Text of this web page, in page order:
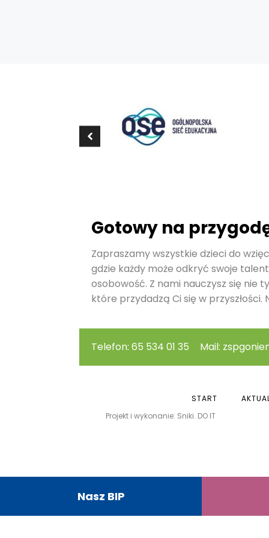
Gotowy na
Zapraszamy wszystkie dzieci do
gdzie każdy może odkryć swoje
osobowość. Z nami nauczysz się nie
które przydadzą Ci się w przyszłości.
Telefon: 65 534 01 35 Mail:
Projekt i wykonanie: Sniki. DO IT
START
Nasz BIP